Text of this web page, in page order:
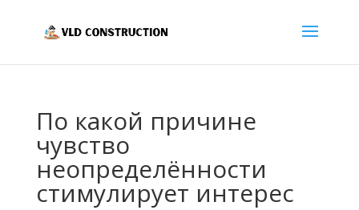
По какой причине
чувство
неопределённости
стимулирует интерес